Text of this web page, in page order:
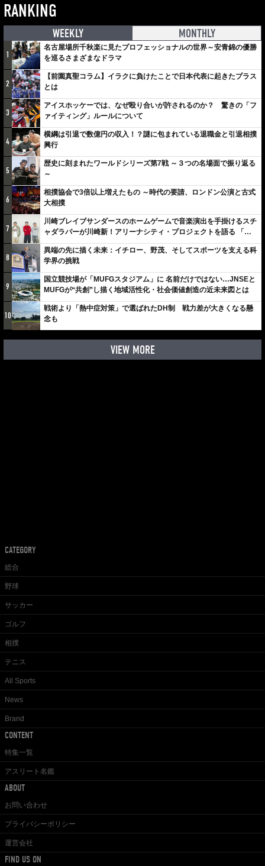
RANKING
WEEKLY MONTHLY
1
名古屋場所千秋楽に見たプロフェッショナルの世界～安青錦の優勝
を巡るさまざまなドラマ
2
【前園真聖コラム】イラクに負けたことで日本代表に起きたプラス
とは
3
アイスホッケーでは、なぜ殴り合いが許されるのか？ 驚きの「フ
ァイティング」ルールについて
4
横綱は引退で数億円の収入！？謎に包まれている退職金と引退相撲
興行
5
歴史に刻まれたワールドシリーズ第7戦 ～３つの名場面で振り返る
～
6
相撲協会で3倍以上増えたもの ～時代の要請、ロンドン公演と古式
大相撲
7
川崎ブレイブサンダースのホームゲームで音楽演出を手掛けるスチ
ャダラパーが川崎新！アリーナシティ・プロジェクトを語る 「楽
しみでしかないでしょ。川崎は、ずっと成長曲線だから」
8
異端の先に描く未来：イチロー、野茂、そしてスポーツを支える科
学界の挑戦
9
国立競技場が「MUFGスタジアム」に 名前だけではない…JNSEと
MUFGが“共創”し描く地域活性化・社会価値創造の近未来図とは
10
戦術より「熱中症対策」で選ばれたDH制 戦力差が大きくなる懸
念も
VIEW MORE
CATEGORY
総合
野球
サッカー
ゴルフ
相撲
テニス
All Sports
News
Brand
CONTENT
特集一覧
アスリート名鑑
ABOUT
お問い合わせ
プライバシーポリシー
運営会社
FIND US ON